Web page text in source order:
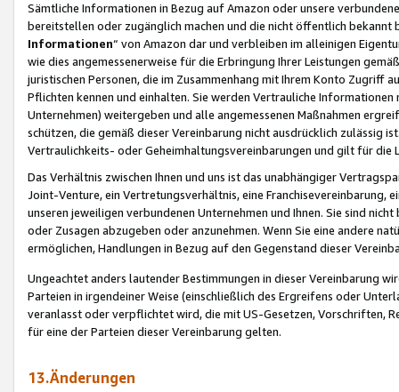
Sämtliche Informationen in Bezug auf Amazon oder unsere
bereitstellen oder zugänglich machen und die nicht öffentlich
Informationen“ von Amazon dar und verbleiben im alleinigen
wie dies angemessenerweise für die Erbringung Ihrer Leistungen
juristischen Personen, die im Zusammenhang mit Ihrem Konto
Pflichten kennen und einhalten. Sie werden Vertrauliche
Unternehmen) weitergeben und alle angemessenen Maßnahmen
schützen, die gemäß dieser Vereinbarung nicht ausdrücklich zulässig
Vertraulichkeits- oder Geheimhaltungsvereinbarungen und gilt für die
Das Verhältnis zwischen Ihnen und uns ist das unabhängiger
Joint-Venture, ein Vertretungsverhältnis, eine Franchisevereinbarung,
unseren jeweiligen verbundenen Unternehmen und Ihnen. Sie sind
oder Zusagen abzugeben oder anzunehmen. Wenn Sie eine andere
ermöglichen, Handlungen in Bezug auf den Gegenstand dieser
Ungeachtet anders lautender Bestimmungen in dieser Vereinbarung
Parteien in irgendeiner Weise (einschließlich des Ergreifens oder
veranlasst oder verpflichtet wird, die mit US-Gesetzen, Vorschriften,
für eine der Parteien dieser Vereinbarung gelten.
13.Änderungen